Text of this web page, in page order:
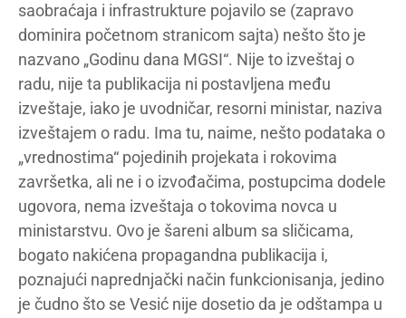
saobraćaja i infrastrukture pojavilo se (zapravo
dominira početnom stranicom sajta) nešto što je
nazvano „Godinu dana MGSI“. Nije to izveštaj o
radu, nije ta publikacija ni postavljena među
izveštaje, iako je uvodničar, resorni ministar, naziva
izveštajem o radu. Ima tu, naime, nešto podataka o
„vrednostima“ pojedinih projekata i rokovima
završetka, ali ne i o izvođačima, postupcima dodele
ugovora, nema izveštaja o tokovima novca u
ministarstvu. Ovo je šareni album sa sličicama,
bogato nakićena propagandna publikacija i,
poznajući naprednjački način funkcionisanja, jedino
je čudno što se Vesić nije dosetio da je odštampa u